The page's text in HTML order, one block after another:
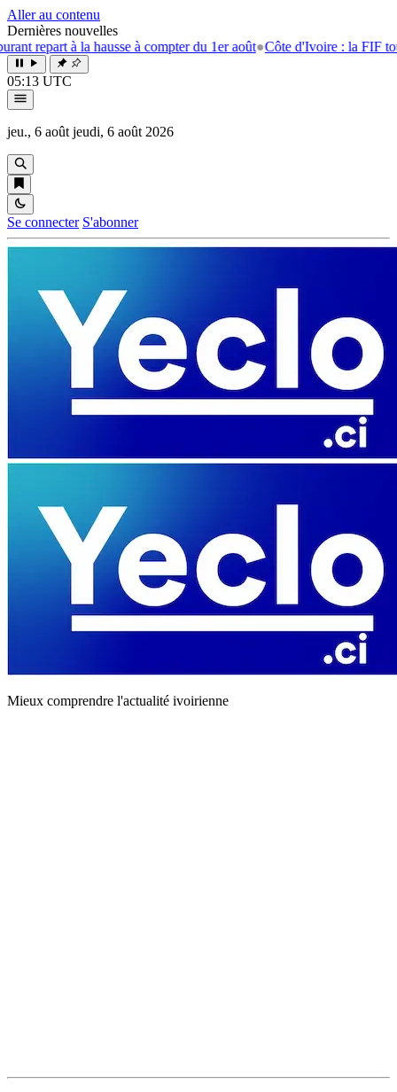
Aller au contenu
Dernières nouvelles
la hausse à compter du 1er août●Côte d'Ivoire : la FIF tourne la
05:13 UTC
jeu., 6 août jeudi, 6 août 2026
Se connecter S'abonner
Mieux comprendre l'actualité ivoirienne